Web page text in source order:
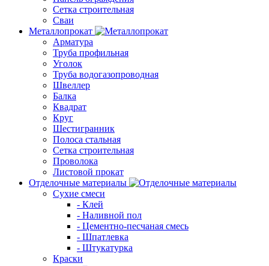
Сетка строительная
Сваи
Металлопрокат
Арматура
Труба профильная
Уголок
Труба водогазопроводная
Швеллер
Балка
Квадрат
Круг
Шестигранник
Полоса стальная
Сетка строительная
Проволока
Листовой прокат
Отделочные материалы
Сухие смеси
- Клей
- Наливной пол
- Цементно-песчаная смесь
- Шпатлевка
- Штукатурка
Краски